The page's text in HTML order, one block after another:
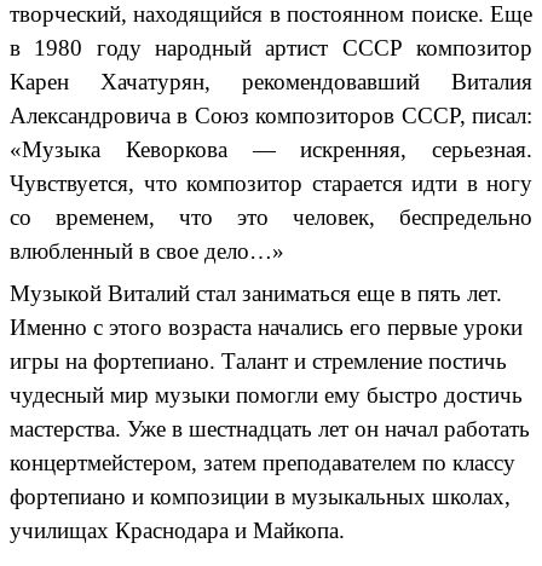
творческий, находящийся в постоянном поиске. Еще
в 1980 году народный артист СССР композитор
Карен Хачатурян, рекомендовавший Виталия
Александровича в Союз композиторов СССР, писал:
«Музыка Кеворкова — искренняя, серьезная.
Чувствуется, что композитор старается идти в ногу
со временем, что это человек, беспредельно
влюбленный в свое дело…»
Музыкой Виталий стал заниматься еще в пять лет.
Именно с этого возраста начались его первые уроки
игры на фортепиано. Талант и стремление постичь
чудесный мир музыки помогли ему быстро достичь
мастерства. Уже в шестнадцать лет он начал работать
концертмейстером, затем преподавателем по классу
фортепиано и композиции в музыкальных школах,
училищах Краснодара и Майкопа.